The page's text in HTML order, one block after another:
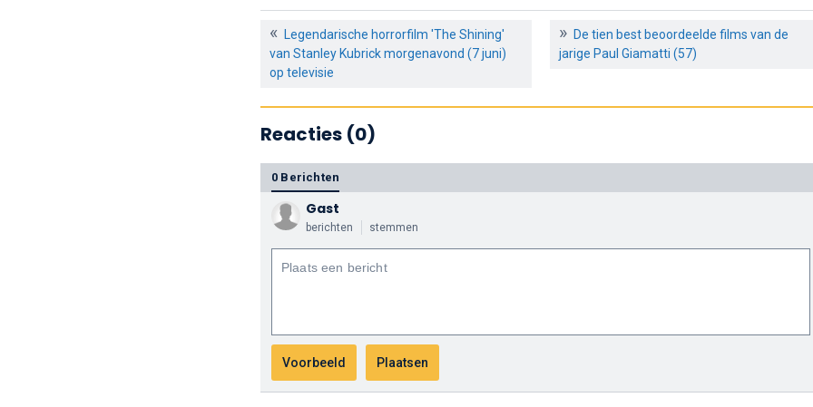
Legendarische horrorfilm 'The Shining'
van Stanley Kubrick morgenavond (7 juni)
op televisie
De tien best beoordeelde films van de
jarige Paul Giamatti (57)
Reacties (0)
0 Berichten
Gast
berichten stemmen